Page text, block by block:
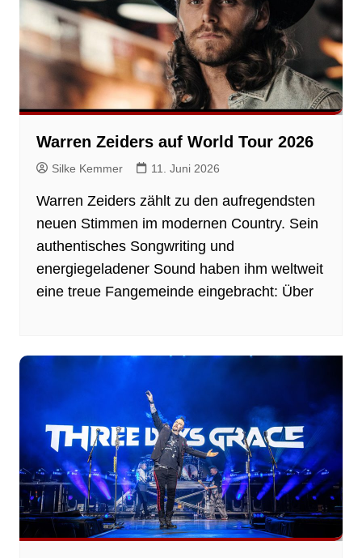
Warren Zeiders auf World Tour 2026
Silke Kemmer 11. Juni 2026
Warren Zeiders zählt zu den aufregendsten
neuen Stimmen im modernen Country. Sein
authentisches Songwriting und
energiegeladener Sound haben ihm weltweit
eine treue Fangemeinde eingebracht: Über